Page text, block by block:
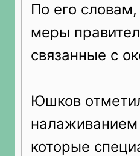
По его
меры
связанные с
Юшков
налаживанием
которые